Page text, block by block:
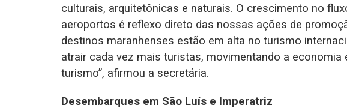
culturais, arquitetônicas e naturais. O crescimento no
aeroportos é reflexo direto das nossas ações de
destinos maranhenses estão em alta no turismo
atrair cada vez mais turistas, movimentando a economia
turismo”, afirmou a secretária.
Desembarques em São Luís e Imperatriz